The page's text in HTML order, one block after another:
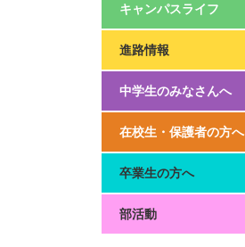
キャンパスライフ
進路情報
中学生のみなさんへ
在校生・保護者の方へ
卒業生の方へ
部活動